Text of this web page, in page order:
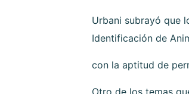
Urbani subrayó que
Identificación de
con la aptitud de
Otro de los temas